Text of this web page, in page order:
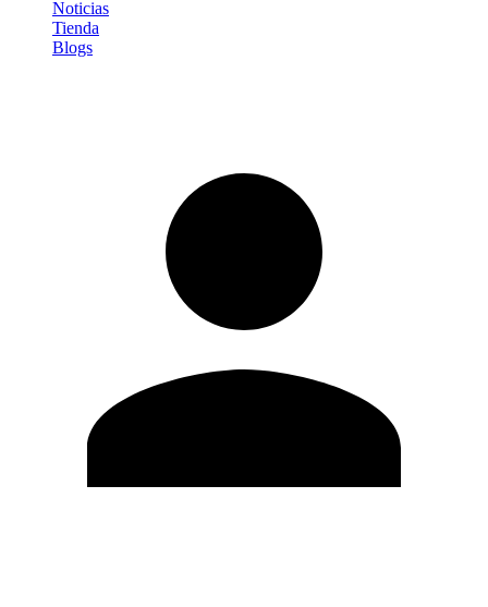
Noticias
Tienda
Blogs